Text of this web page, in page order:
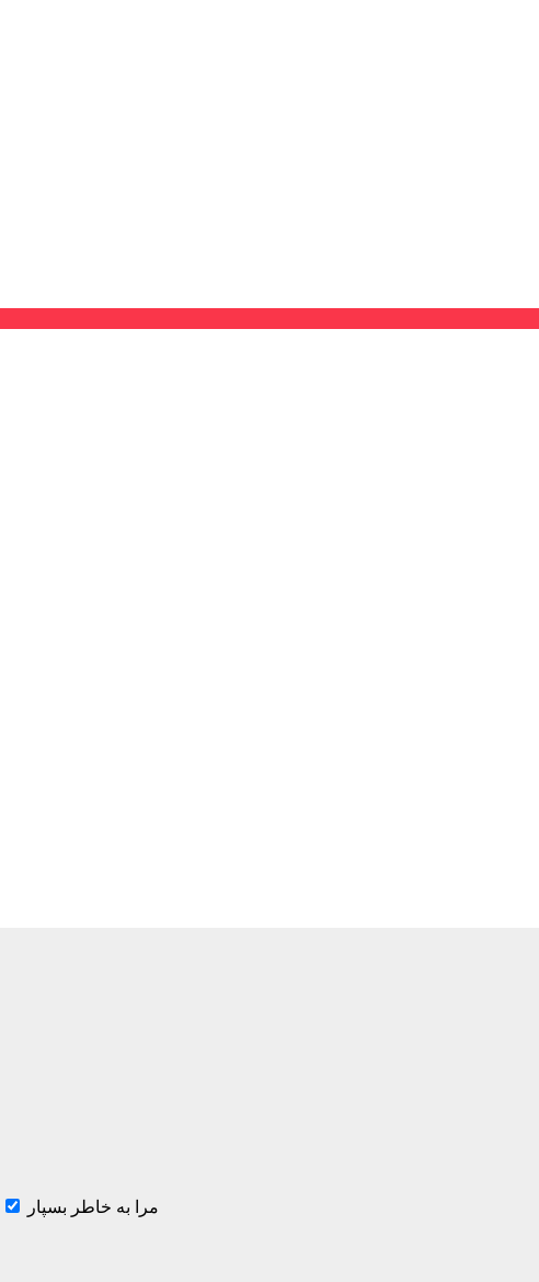
مرا به خاطر بسپار